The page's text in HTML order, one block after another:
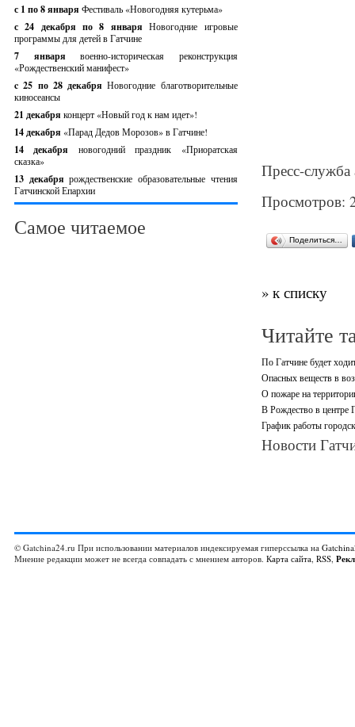
с 1 по 8 января Фестиваль «Новогодняя кутерьма»
с 24 декабря по 8 январяНовогодние игровые
программы для детей в Гатчине
7 январявоенно-историческая реконструкция
«Рождественский манифест»
c 25 по 28 декабряНовогодние благотворительные
киносеансы
21 декабря концерт «Новый год к нам идет»!
14 декабря «Парад Дедов Морозов» в Гатчине!
14 декабря новогодний праздник «Приоратская
сказка»
13 декабрярождественские образовательные чтения
Гатчинской Епархии
Самое читаемое
Пресс-служба
Просмотров:
Поделиться…
» к списку
Читайте
По Гатчине будет
Опасных веществ в
О пожаре на
В Рождество в центре
График работы
Новости
© Gatchina24.ru При использовании материалов индексируемая гиперссылка на
Мнение редакции может не всегда совпадать с мнением авторов. Карта сайта, RSS,